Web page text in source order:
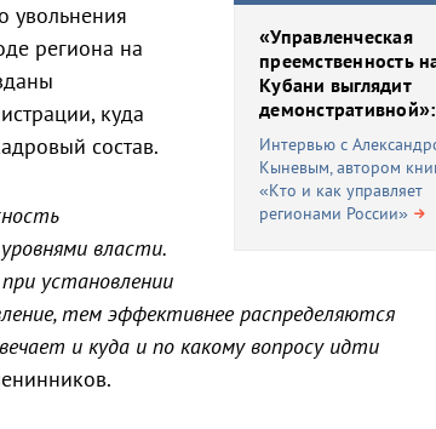
«Управленческая
преемственность
Кубани выглядит
демонстративной»:
Интервью с
Кыневым, автором
«Кто и как управляет
регионами России»
увольнения
региона на
куда
состав.
власти.
установлении
тем эффективнее распределяются
и куда и по какому вопросу идти